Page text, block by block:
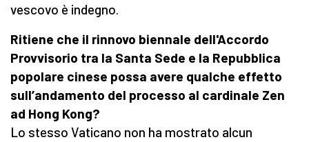
vescovo è indegno.
Ritiene che il rinnovo biennale dell'Accordo
Provvisorio tra la Santa Sede e la Repubblica
popolare cinese possa avere qualche effetto
sull’andamento del processo al cardinale Zen
ad Hong Kong?
Lo stesso Vaticano non ha mostrato alcun